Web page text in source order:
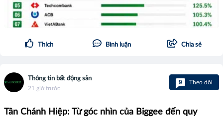
Thích Bình luận Chia sẻ
Thông tin bất động sản
21 giờ trước
9 Theo dõi
Tân Chánh Hiệp: Từ góc nhìn của Biggee đến quy